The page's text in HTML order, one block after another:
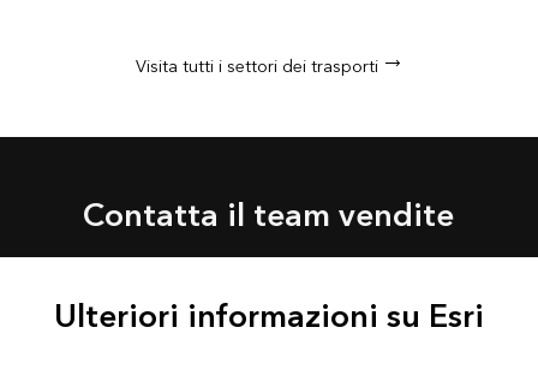
Visita tutti i settori dei trasporti
Contatta il team vendite
Ulteriori informazioni su Esri